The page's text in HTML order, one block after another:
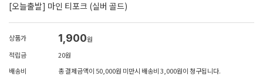
[오늘출발] 마인 티포크 (실버 골드)
상품가 1,900원
적립금
20원
배송비
총 결제금액이 50,000원 미만시 배송비 3,000원이 청구됩니다.